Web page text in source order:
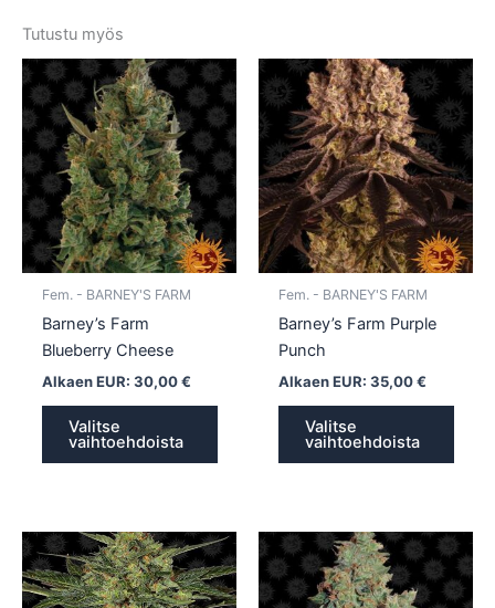
Tutustu myös
Fem. - BARNEY'S FARM
Barney’s Farm
Blueberry Cheese
Alkaen EUR: 30,00€
Valitse
vaihtoehdoista
Tällä
tuotteella
on
useampi
muunnelma.
Voit
tehdä
valinnat
Fem. - BARNEY'S FARM
Barney’s Farm Purple
Punch
Alkaen EUR: 35,00€
Valitse
vaihtoehdoista
Tällä
on
Voit
tehdä
Tällä
tuotteella
on
Tällä
on